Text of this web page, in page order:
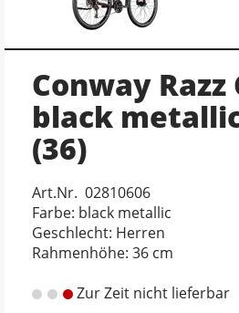
Conway Razz
black
(36)
Art.Nr. 02810606
Farbe: black metallic
Geschlecht: Herren
Rahmenhöhe: 36 cm
Zur Zeit nicht lieferbar